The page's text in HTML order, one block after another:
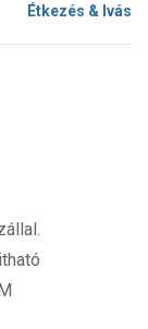
Étkezés & Ivás